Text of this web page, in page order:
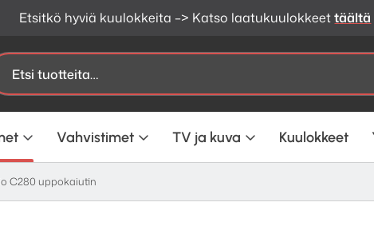
Etsitkö hyviä kuulokkeita –> Katso laatukuulokkeettäältä
Vahvistimet TV ja kuva Kuulokkeet
C280 uppokaiutin